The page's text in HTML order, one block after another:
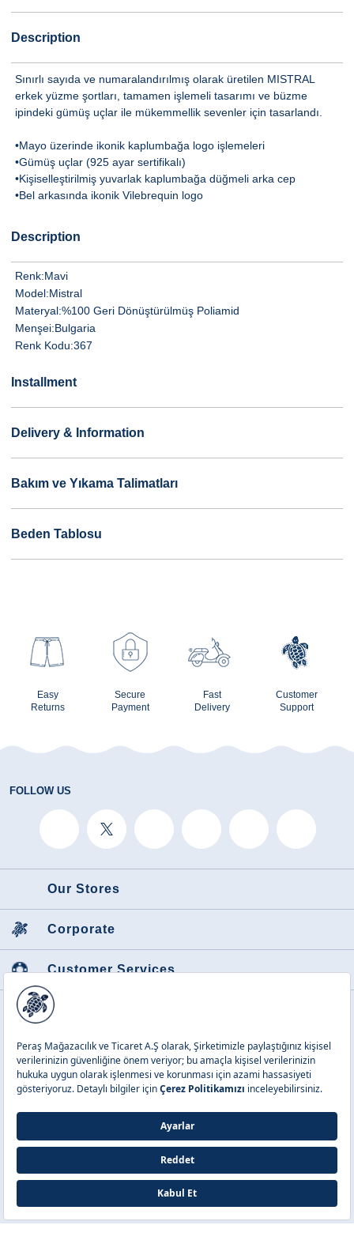
Description
Sınırlı sayıda ve numaralandırılmış olarak üretilen MISTRAL
erkek yüzme şortları, tamamen işlemeli tasarımı ve büzme
ipindeki gümüş uçlar ile mükemmellik sevenler için tasarlandı.
•Mayo üzerinde ikonik kaplumbağa logo işlemeleri
•Gümüş uçlar (925 ayar sertifikalı)
•Kişiselleştirilmiş yuvarlak kaplumbağa düğmeli arka cep
•Bel arkasında ikonik Vilebrequin logo
Description
Renk:Mavi
Model:Mistral
Materyal:%100 Geri Dönüştürülmüş Poliamid
Menşei:Bulgaria
Renk Kodu:367
Installment
Delivery & Information
Bakım ve Yıkama Talimatları
Beden Tablosu
Easy
Returns
Secure
Payment
Fast
Delivery
Customer
Support
FOLLOW US
Our Stores
Corporate
Customer Services
Featured Categories
Copyright © 2026 Vilebrequin. All
rights reserved.